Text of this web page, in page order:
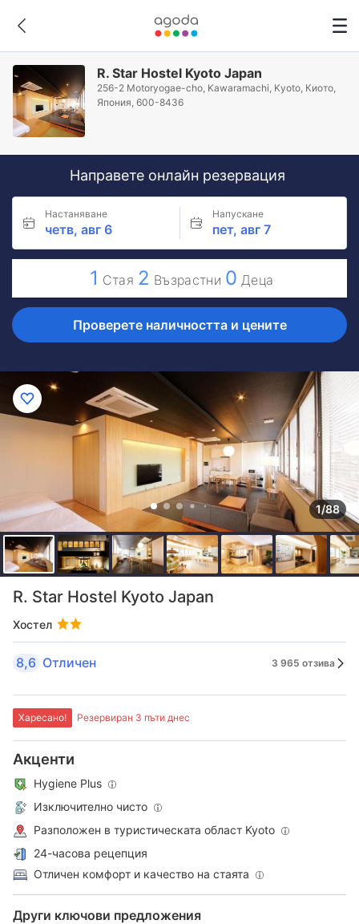
R. Star Hostel Kyoto Japan
256-2 Motoryogae-cho, Kawaramachi, Kyoto, Киото,
Япония, 600-8436
Направете онлайн резервация
Настаняване
четв, авг 6
Напускане
пет, авг 7
1 Стая 2 Възрастни 0 Деца
Проверете наличността и цените
1/88
R. Star Hostel Kyoto Japan
Хостел
8,6 Отличен 3 965 отзива
Харесано! Резервиран 3 пъти днес
Акценти
Hygiene Plus
Изключително чисто
Разположен в туристическата област Kyoto
24-часова рецепция
Отличен комфорт и качество на стаята
Други ключови предложения